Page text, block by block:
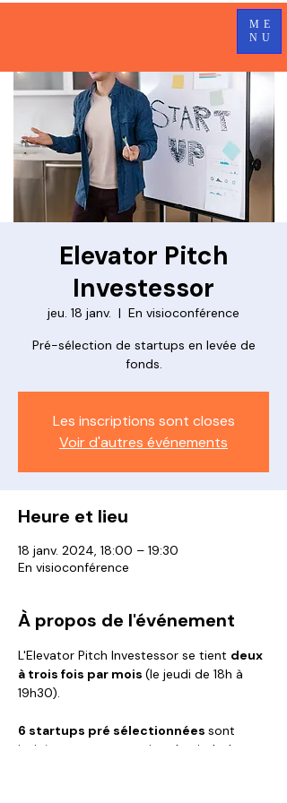
ME
NU
Elevator Pitch
Investessor
jeu. 18 janv.
  |
En visioconférence
Pré-sélection de startups en levée de
fonds.
Les inscriptions sont closes
Voir d'autres événements
Heure et lieu
18 janv. 2024, 18:00 – 19:30
En visioconférence
À propos de l'événement
L'Elevator Pitch Investessor se tient deux
à trois fois par mois (le jeudi de 18h à
19h30).
6 startups pré sélectionnées sont
invitées pour une session de pitch devant